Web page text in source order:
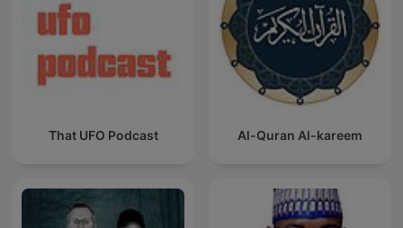
That UFO Podcast Al-Quran Al-kareem